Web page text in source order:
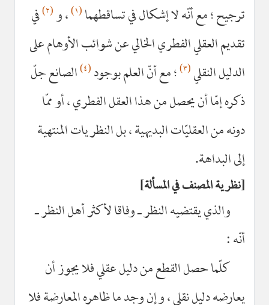
ترجيح ؛ مع أنّه لا إشكال في تساقطهما(١) ، و(٢) في
تقديم العقلي الفطري الخالي عن شوائب الأوهام على
الدليل النقلي(٣) ؛ مع أنّ العلم بوجود(٤) الصانع جلّ
ذكره إمّا أن يحصل من هذا العقل الفطري ، أو ممّا
دونه من العقليّات البديهية ، بل النظريات المنتهية
إلى البداهة.
نظرية المصنف في المسألة
والذي يقتضيه النظر ـ وفاقا لأكثر أهل النظر ـ
أنّه :
كلّما حصل القطع من دليل عقلي فلا يجوز أن